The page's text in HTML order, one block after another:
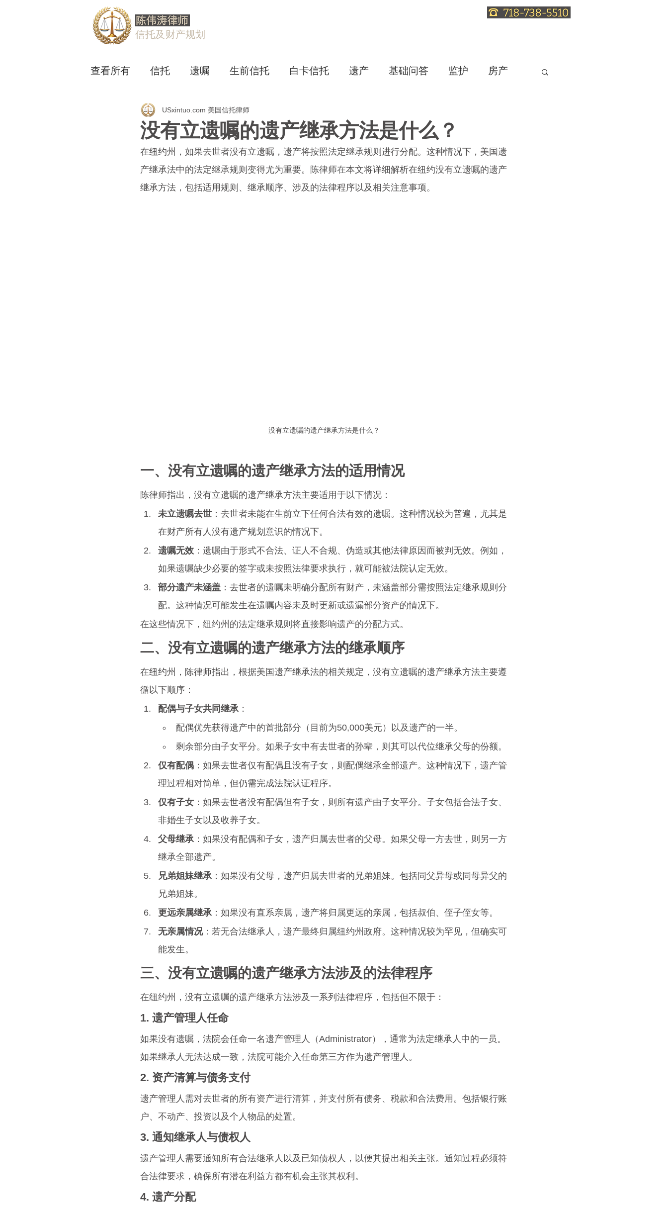
信托及财产规划
查看所有 信托 遗嘱 生前信托 白卡信托 遗产 基础问答 监护 房产
没有立遗嘱的遗产继承方法是什么？
USxintuo.com 美国信托律师
在纽约州，如果去世者没有立遗嘱，遗产将按照法定继承规则进行分配。这种情况下，美国遗
产继承法中的法定继承规则变得尤为重要。陈律师在本文将详细解析在纽约没有立遗嘱的遗产
继承方法，包括适用规则、继承顺序、涉及的法律程序以及相关注意事项。
没有立遗嘱的遗产继承方法是什么？
一、没有立遗嘱的遗产继承方法的适用情况
陈律师指出，没有立遗嘱的遗产继承方法主要适用于以下情况：
未立遗嘱去世 ：去世者未能在生前立下任何合法有效的遗嘱。这种情况较为普遍，尤其是
在财产所有人没有遗产规划意识的情况下。
遗嘱无效 ：遗嘱由于形式不合法、证人不合规、伪造或其他法律原因而被判无效。例如，
如果遗嘱缺少必要的签字或未按照法律要求执行，就可能被法院认定无效。
部分遗产未涵盖 ：去世者的遗嘱未明确分配所有财产，未涵盖部分需按照法定继承规则分
配。这种情况可能发生在遗嘱内容未及时更新或遗漏部分资产的情况下。
在这些情况下，纽约州的法定继承规则将直接影响遗产的分配方式。
二、没有立遗嘱的遗产继承方法的继承顺序
在纽约州，陈律师指出，根据美国遗产继承法的相关规定，没有立遗嘱的遗产继承方法主要遵
循以下顺序：
配偶与子女共同继承：
配偶优先获得遗产中的首批部分（目前为50,000美元）以及遗产的一半。
剩余部分由子女平分。如果子女中有去世者的孙辈，则其可以代位继承父母的份额。
仅有配偶 ：如果去世者仅有配偶且没有子女，则配偶继承全部遗产。这种情况下，遗产管
理过程相对简单，但仍需完成法院认证程序。
仅有子女 ：如果去世者没有配偶但有子女，则所有遗产由子女平分。子女包括合法子女、
非婚生子女以及收养子女。
父母继承：如果没有配偶和子女，遗产归属去世者的父母。如果父母一方去世，则另一方
继承全部遗产。
兄弟姐妹继承：如果没有父母，遗产归属去世者的兄弟姐妹。包括同父异母或同母异父的
兄弟姐妹。
更远亲属继承：如果没有直系亲属，遗产将归属更远的亲属，包括叔伯、侄子侄女等。
无亲属情况：若无合法继承人，遗产最终归属纽约州政府。这种情况较为罕见，但确实可
能发生。
三、没有立遗嘱的遗产继承方法涉及的法律程序
在纽约州，没有立遗嘱的遗产继承方法涉及一系列法律程序，包括但不限于：
1. 遗产管理人任命
如果没有遗嘱，法院会任命一名遗产管理人（Administrator），通常为法定继承人中的一员。
如果继承人无法达成一致，法院可能介入任命第三方作为遗产管理人。
2. 资产清算与债务支付
遗产管理人需对去世者的所有资产进行清算，并支付所有债务、税款和合法费用。包括银行账
户、不动产、投资以及个人物品的处置。
3. 通知继承人与债权人
遗产管理人需要通知所有合法继承人以及已知债权人，以便其提出相关主张。通知过程必须符
合法律要求，确保所有潜在利益方都有机会主张其权利。
4. 遗产分配